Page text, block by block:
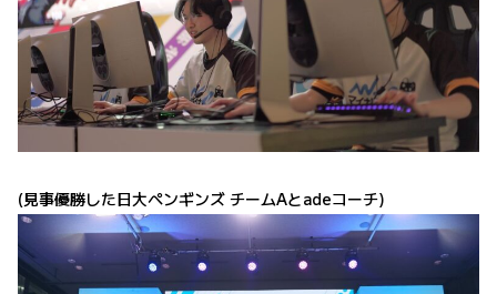
(見事優勝した日大ペンギンズ チームAとadeコーチ)